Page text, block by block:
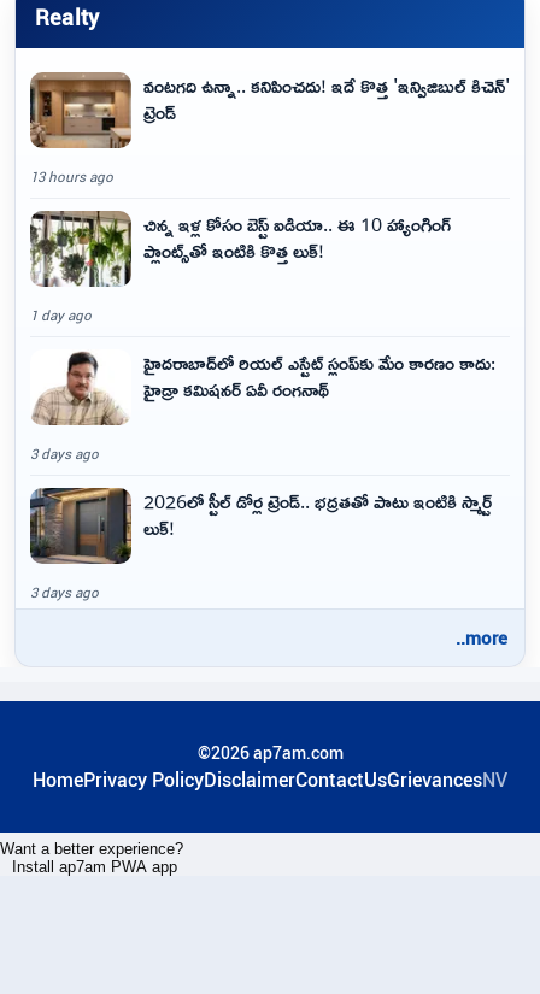
Realty
వంటగది ఉన్నా.. కనిపించదు! ఇదే కొత్త 'ఇన్విజిబుల్ కిచెన్'
ట్రెండ్
13 hours ago
చిన్న ఇళ్ల కోసం బెస్ట్ ఐడియా.. ఈ 10 హ్యాంగింగ్
ప్లాంట్స్‌తో ఇంటికి కొత్త లుక్!
1 day ago
హైదరాబాద్‌లో రియల్ ఎస్టేట్ స్లంప్‌కు మేం కారణం కాదు:
హైడ్రా కమిషనర్ ఏవీ రంగనాథ్
3 days ago
2026లో స్టీల్ డోర్ల ట్రెండ్.. భద్రతతో పాటు ఇంటికి స్మార్ట్
లుక్!
3 days ago
..more
©2026 ap7am.com
HomePrivacy PolicyDisclaimerContactUsGrievancesNV
Want a better experience?
Install ap7am PWA app